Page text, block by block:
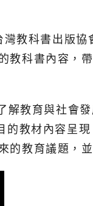
教科書出版
教科書內容，
教育與社會
教材內容呈
教育議題，